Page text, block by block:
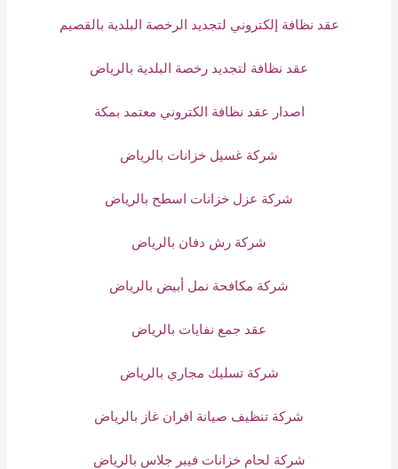
عقد نظافة إلكتروني لتجديد الرخصة البلدية بالقصيم
عقد نظافة لتجديد رخصة البلدية بالرياض
اصدار عقد نظافة الكتروني معتمد بمكة
شركة غسيل خزانات بالرياض
شركة عزل خزانات اسطح بالرياض
شركة رش دفان بالرياض
شركة مكافحة نمل أبيض بالرياض
عقد جمع نفايات بالرياض
شركة تسليك مجاري بالرياض
شركة تنظيف صيانة افران غاز بالرياض
شركة لحام خزانات فيبر جلاس بالرياض